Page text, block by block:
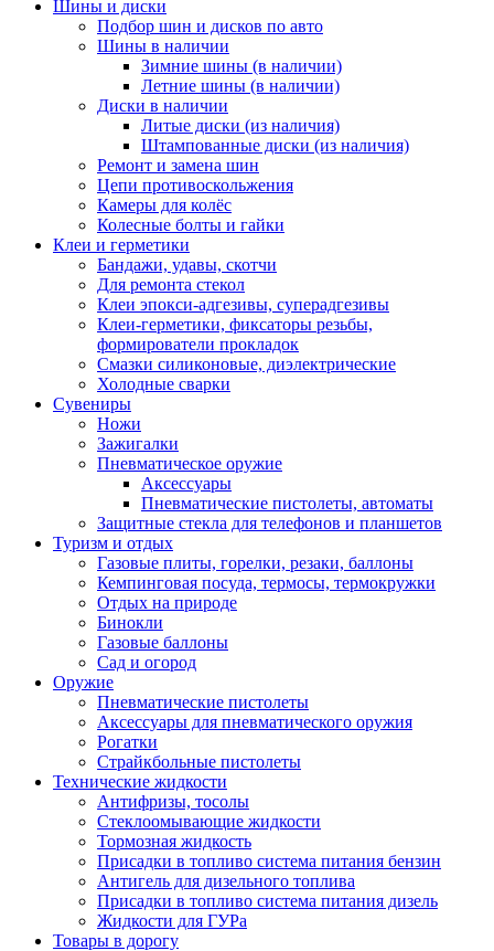
Шины и диски
Подбор шин и дисков по авто
Шины в наличии
Зимние шины (в наличии)
Летние шины (в наличии)
Диски в наличии
Литые диски (из наличия)
Штампованные диски (из наличия)
Ремонт и замена шин
Цепи противоскольжения
Камеры для колёс
Колесные болты и гайки
Клеи и герметики
Бандажи, удавы, скотчи
Для ремонта стекол
Клеи эпокси-адгезивы, суперадгезивы
Клеи-герметики, фиксаторы резьбы,
формирователи прокладок
Смазки силиконовые, диэлектрические
Холодные сварки
Сувениры
Ножи
Зажигалки
Пневматическое оружие
Аксессуары
Пневматические пистолеты, автоматы
Защитные стекла для телефонов и планшетов
Туризм и отдых
Газовые плиты, горелки, резаки, баллоны
Кемпинговая посуда, термосы, термокружки
Отдых на природе
Бинокли
Газовые баллоны
Сад и огород
Оружие
Пневматические пистолеты
Аксессуары для пневматического оружия
Рогатки
Страйкбольные пистолеты
Технические жидкости
Антифризы, тосолы
Стеклоомывающие жидкости
Тормозная жидкость
Присадки в топливо система питания бензин
Антигель для дизельного топлива
Присадки в топливо система питания дизель
Жидкости для ГУРа
Товары в дорогу